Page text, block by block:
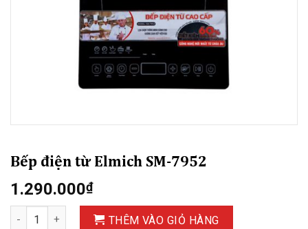
Bếp điện từ Elmich SM-7952
1.290.000₫
Bếp điện từ Elmich SM-7952 số lượng
THÊM VÀO GIỎ HÀNG